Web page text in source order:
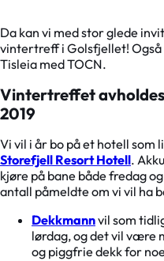
Da kan vi med stor glede
vintertreff i Golsfjellet! Også
Tisleia med TOCN.
Vintertreffet
2019
Vi vil i år bo på et hotell
Storefjell Resort Hotell.
kjøre på bane både fredag
antall påmeldte om vi vil ha
Dekkmannvil som
lørdag, og det vil være
og piggfrie dekk for